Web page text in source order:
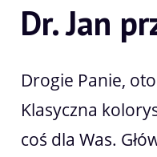
Dr. Jan
Drogie Panie,
Klasyczna
coś dla Was.